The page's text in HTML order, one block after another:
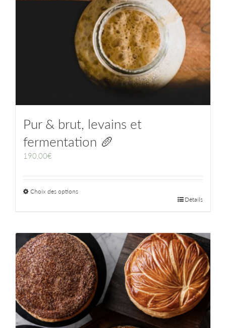
Pur & brut, levains et
fermentation 🥖
190,00€
Choix des options
Détails